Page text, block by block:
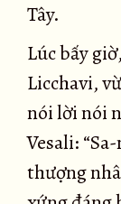
Tây.
Lúc bấy
Licchavi,
nói lời nói
Vesali:
thượng